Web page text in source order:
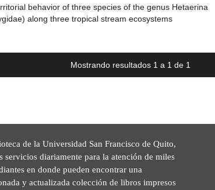
behavior of three species of the genus Hetaerina
along three tropical stream ecosystems
Mostrando resultados 1 a 1 de 1
de la Universidad San Francisco de Quito,
servicios diariamente para la atención de miles
en donde pueden encontrar una
y actualizada colección de libros impresos